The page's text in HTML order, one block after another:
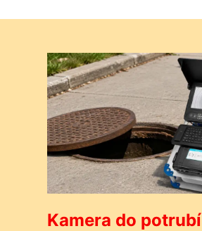
Kamera do potrubí